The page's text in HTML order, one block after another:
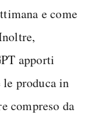
e come
apporti
produca in
compreso da